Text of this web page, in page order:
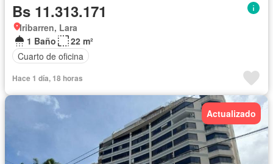
Bs 11.313.171
Iribarren, Lara
1 Baño
22 m²
Cuarto de oficina
Hace 1 día, 18 horas
Actualizado